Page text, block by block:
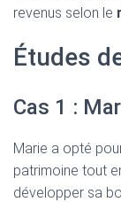
revenus selon le
Études
Cas 1 :
Marie a opté
patrimoine tout
développer sa